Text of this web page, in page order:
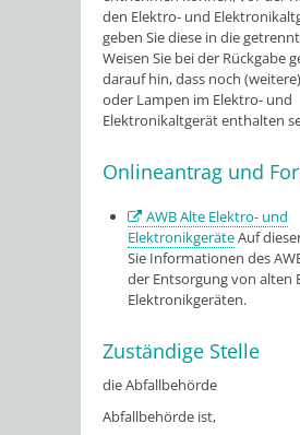
den Elektro- und
geben Sie diese in die
Weisen Sie bei der Rückgabe
darauf hin, dass noch
oder Lampen im Elektro- und
Elektronikaltgerät enthalten
Onlineantrag und
AWB Alte Elektro- und
ElektronikgeräteAuf
Sie Informationen des
der Entsorgung von alten
Elektronikgeräten.
Zuständige Stelle
die Abfallbehörde
Abfallbehörde ist,